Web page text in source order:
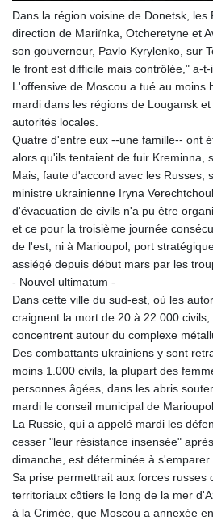
Dans la région voisine de Donetsk, les
direction de Mariïnka, Otcheretyne et
son gouverneur, Pavlo Kyrylenko, sur
le front est difficile mais contrôlée," a-t-
L'offensive de Moscou a tué au moins
mardi dans les régions de Lougansk
autorités locales.
Quatre d'entre eux --une famille-- ont
alors qu'ils tentaient de fuir Kreminna,
Mais, faute d'accord avec les Russes,
ministre ukrainienne Iryna
d'évacuation de civils n'a pu être
et ce pour la troisième journée
de l'est, ni à Marioupol, port
assiégé depuis début mars par les
- Nouvel ultimatum -
Dans cette ville du sud-est, où les
craignent la mort de 20 à 22.000
concentrent autour du complexe
Des combattants ukrainiens y sont
moins 1.000 civils, la plupart des
personnes âgées, dans les abris
mardi le conseil municipal de
La Russie, qui a appelé mardi les
cesser "leur résistance insensée"
dimanche, est déterminée à s'emparer
Sa prise permettrait aux forces russes
territoriaux côtiers le long de la mer
à la Crimée, que Moscou a annexée